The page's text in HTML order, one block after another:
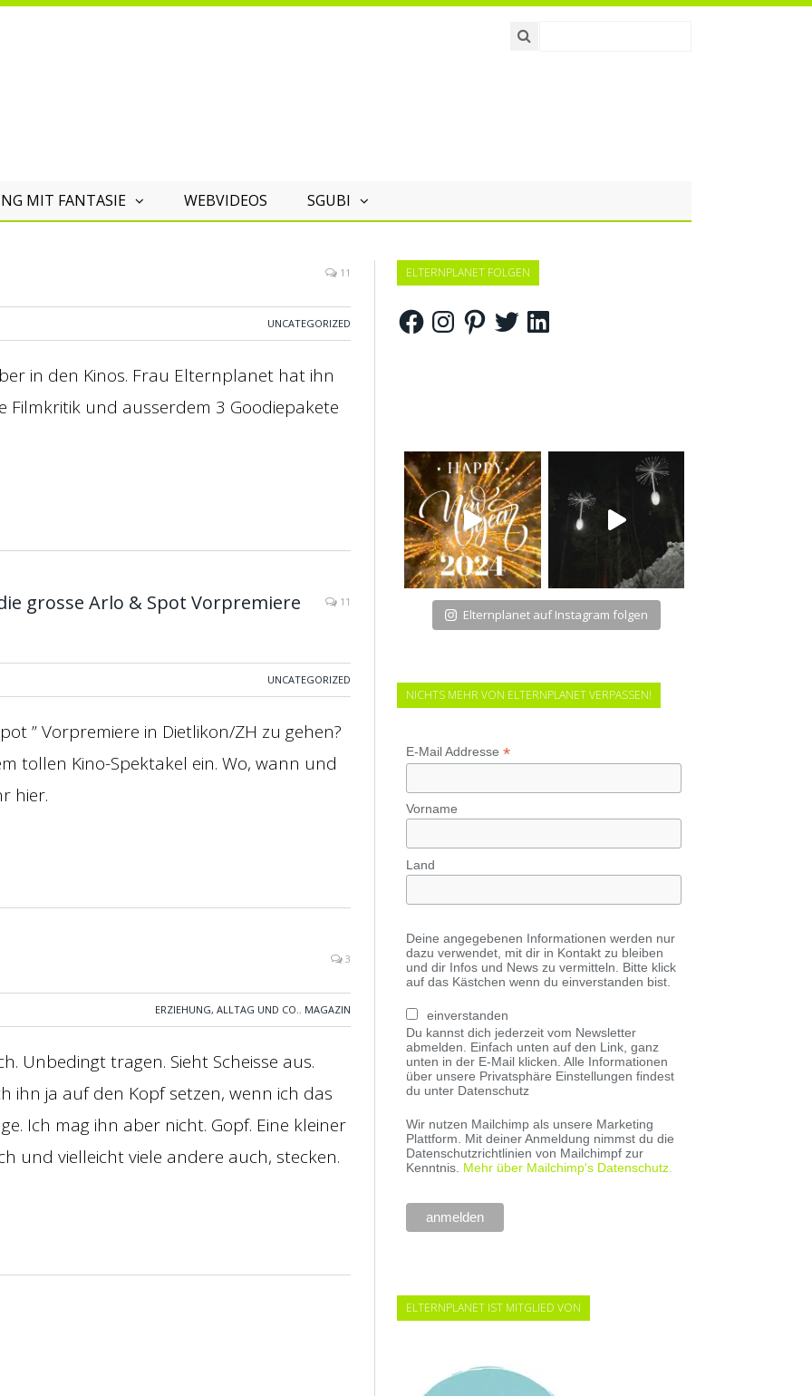
MIT FANTASIE WEBVIDEOS SGUBI
11
UNCATEGORIZED
in den Kinos. Frau Elternplanet hat ihn
Filmkritik und ausserdem 3 Goodiepakete
grosse Arlo & Spot Vorpremiere
11
UNCATEGORIZED
” Vorpremiere in Dietlikon/ZH zu gehen?
tollen Kino-Spektakel ein. Wo, wann und
hier.
3
ERZIEHUNG, ALLTAG UND CO. , MAGAZIN
Unbedingt tragen. Sieht Scheisse aus.
ihn ja auf den Kopf setzen, wenn ich das
Ich mag ihn aber nicht. Gopf. Eine kleiner
und vielleicht viele andere auch, stecken.
ELTERNPLANET FOLGEN
FacebookInstagramPinterestTwitterLinkedIn
Elternplanet auf Instagram folgen
NICHTS MEHR VON ELTERNPLANET VERPASSEN!
E-Mail Addresse *
Vorname
Land
Deine angegebenen Informationen werden nur
dazu verwendet, mit dir in Kontakt zu bleiben
und dir Infos und News zu vermitteln. Bitte klick
auf das Kästchen wenn du einverstanden bist.
einverstanden
Du kannst dich jederzeit vom Newsletter
abmelden. Einfach unten auf den Link, ganz
unten in der E-Mail klicken. Alle Informationen
über unsere Privatsphäre Einstellungen findest
du unter Datenschutz
Wir nutzen Mailchimp als unsere Marketing
Plattform. Mit deiner Anmeldung nimmst du die
Datenschutzrichtlinien von Mailchimpf zur
Kenntnis. Mehr über Mailchimp's Datenschutz.
ELTERNPLANET IST MITGLIED VON